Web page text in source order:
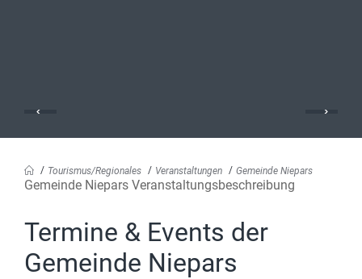
Tourismus/Regionales Veranstaltungen Gemeinde Niepars
Gemeinde Niepars Veranstaltungsbeschreibung
Termine & Events der
Gemeinde Niepars